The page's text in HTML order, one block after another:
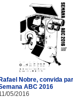
Nobre, convida
ABC 2016
05/2016